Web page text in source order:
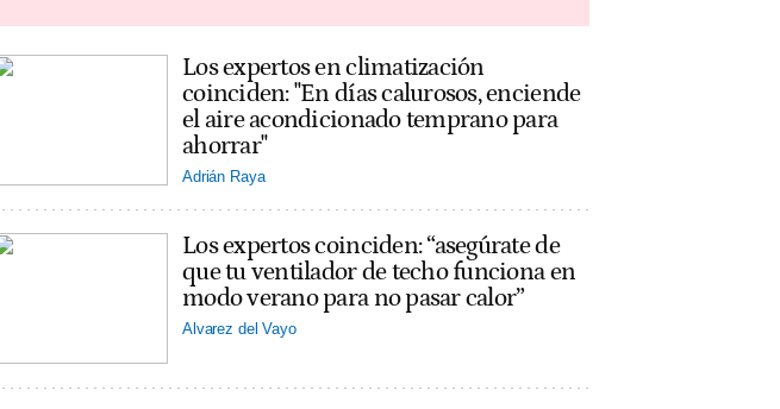
Los expertos en climatización
coinciden: "En días calurosos, enciende
el aire acondicionado temprano para
ahorrar"
Adrián Raya
Los expertos coinciden: “asegúrate de
que tu ventilador de techo funciona en
modo verano para no pasar calor”
Alvarez del Vayo